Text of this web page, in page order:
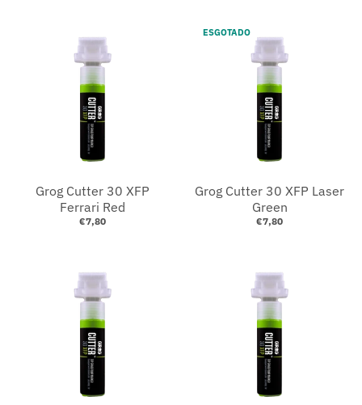
Grog Cutter 30 XFP
Ferrari Red
€7,80
ESGOTADO
Grog Cutter 30 XFP Laser
Green
€7,80